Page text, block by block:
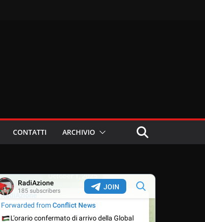
CONTATTI ARCHIVIO